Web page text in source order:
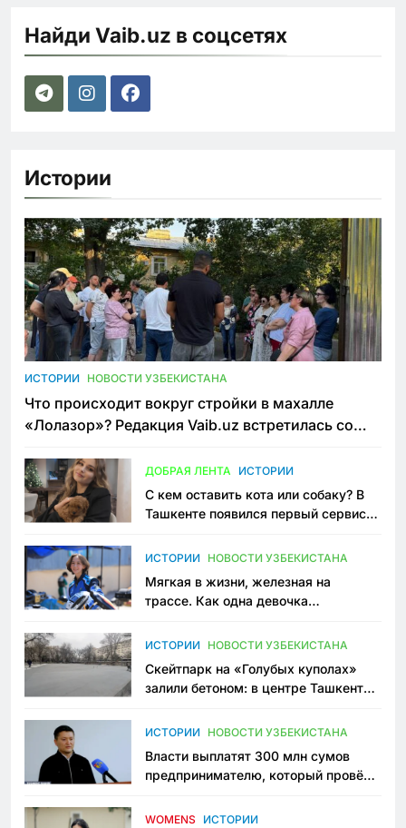
Найди Vaib.uz в соцсетях
Истории
ИСТОРИИ НОВОСТИ УЗБЕКИСТАНА
Что происходит вокруг стройки в махалле
«Лолазор»? Редакция Vaib.uz встретилась со
ДОБРАЯ ЛЕНТА ИСТОРИИ
С кем оставить кота или собаку? В
Ташкенте появился первый сервис
ИСТОРИИ НОВОСТИ УЗБЕКИСТАНА
Мягкая в жизни, железная на
трассе. Как одна девочка
Узбекистане
ИСТОРИИ НОВОСТИ УЗБЕКИСТАНА
Скейтпарк на «Голубых куполах»
залили бетоном: в центре Ташкента
пространство
ИСТОРИИ НОВОСТИ УЗБЕКИСТАНА
Власти выплатят 300 млн сумов
предпринимателю, который провёл
приговору
WOMENS ИСТОРИИ